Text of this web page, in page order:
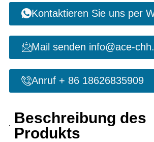
Kontaktieren Sie uns per
Mail senden info@ace-
Anruf + 86 18626835909
Beschreibung des
Produkts